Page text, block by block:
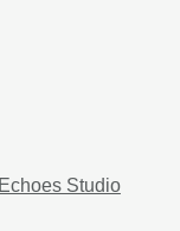
Studio